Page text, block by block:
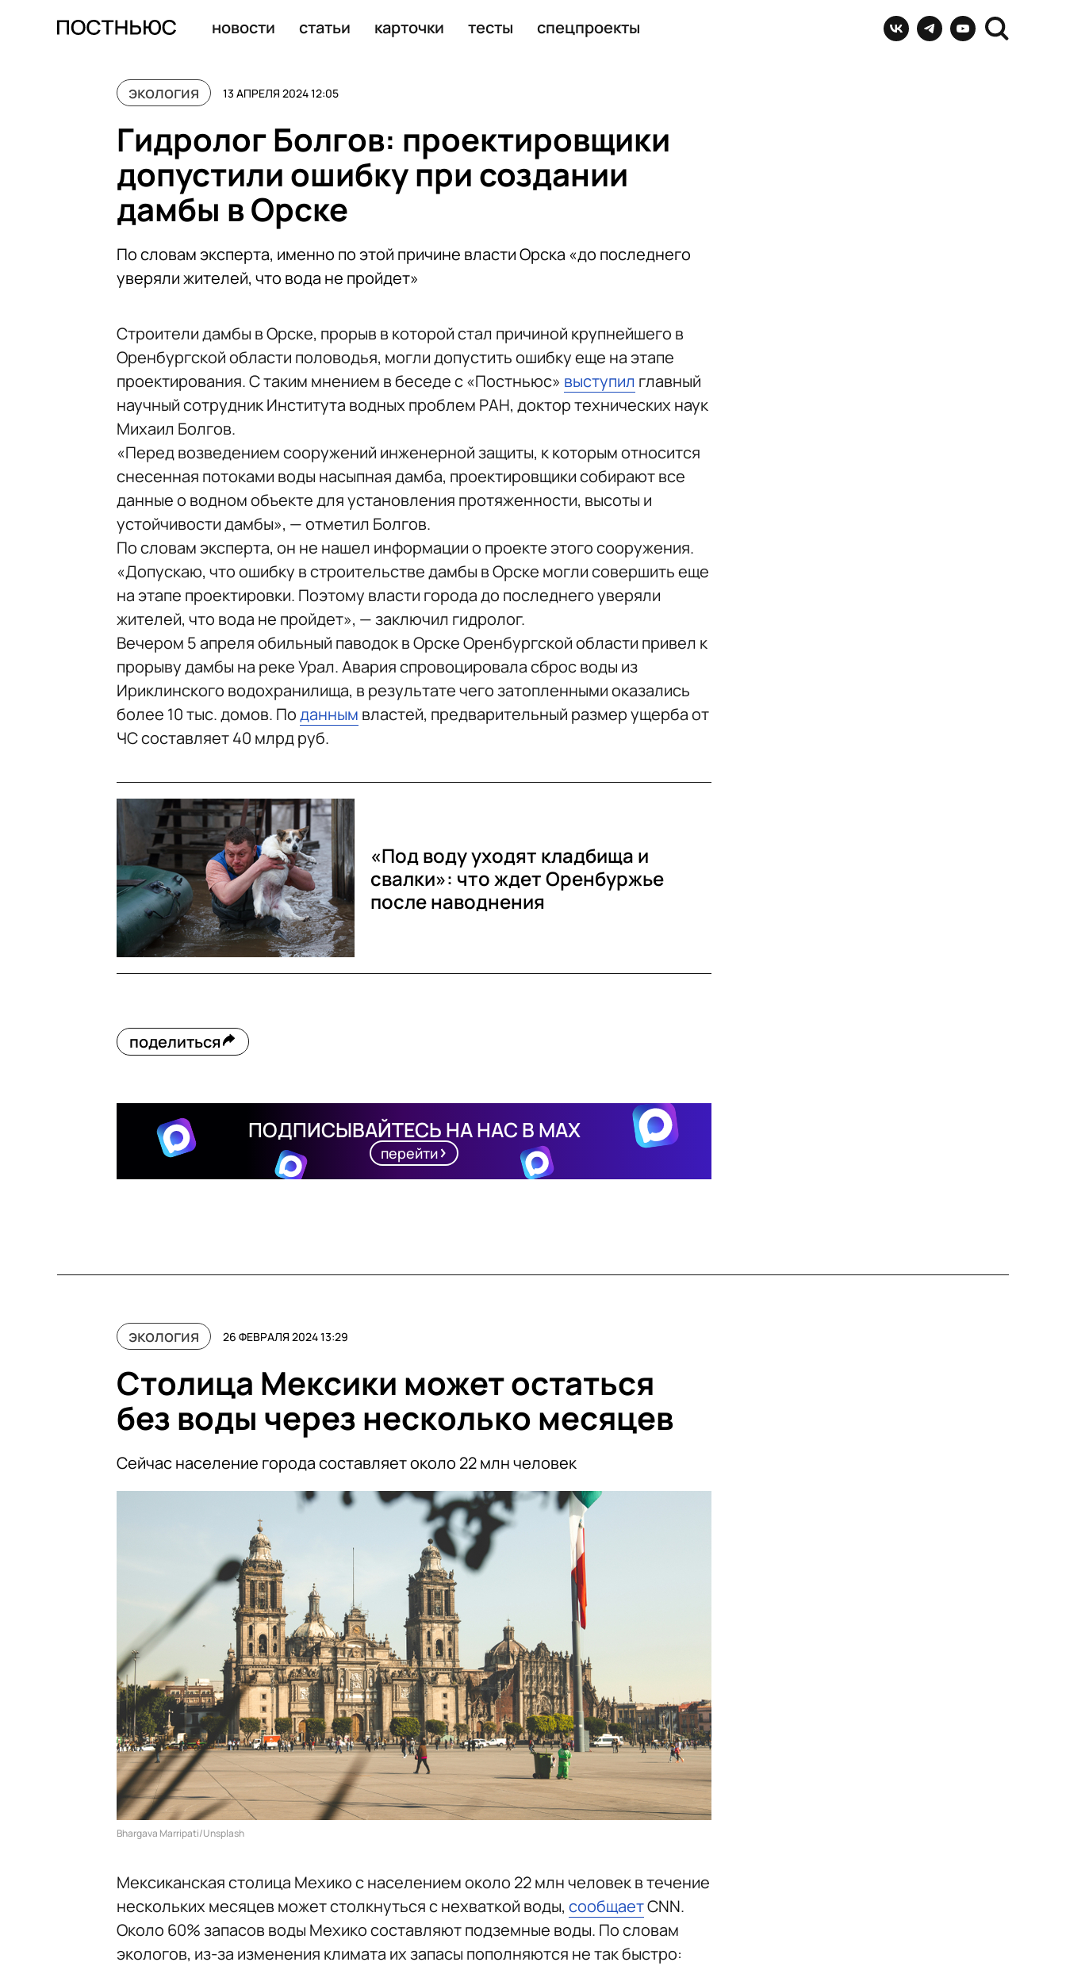
новости статьи карточки тесты спецпроекты
экология 13 АПРЕЛЯ 2024 12:05
Гидролог Болгов: проектировщики
допустили ошибку при создании
дамбы в Орске
По словам эксперта, именно по этой причине власти Орска «до последнего
уверяли жителей, что вода не пройдет»
Строители дамбы в Орске, прорыв в которой стал причиной крупнейшего в
Оренбургской области половодья, могли допустить ошибку еще на этапе
проектирования. С таким мнением в беседе с «Постньюс» выступил главный
научный сотрудник Института водных проблем РАН, доктор технических наук
Михаил Болгов.
«Перед возведением сооружений инженерной защиты, к которым относится
снесенная потоками воды насыпная дамба, проектировщики собирают все
данные о водном объекте для установления протяженности, высоты и
устойчивости дамбы», — отметил Болгов.
По словам эксперта, он не нашел информации о проекте этого сооружения.
«Допускаю, что ошибку в строительстве дамбы в Орске могли совершить еще
на этапе проектировки. Поэтому власти города до последнего уверяли
жителей, что вода не пройдет», — заключил гидролог.
Вечером 5 апреля обильный паводок в Орске Оренбургской области привел к
прорыву дамбы на реке Урал. Авария спровоцировала сброс воды из
Ириклинского водохранилища, в результате чего затопленными оказались
более 10 тыс. домов. Поданным властей, предварительный размер ущерба от
ЧС составляет 40 млрд руб.
«Под воду уходят кладбища и
свалки»: что ждет Оренбуржье
после наводнения
поделиться
ПОДПИСЫВАЙТЕСЬ НА НАС В MAX
перейти
экология 26 ФЕВРАЛЯ 2024 13:29
Столица Мексики может остаться
без воды через несколько месяцев
Сейчас население города составляет около 22 млн человек
Bhargava Marripati/Unsplash
Мексиканская столица Мехико с населением около 22 млн человек в течение
нескольких месяцев может столкнуться с нехваткой воды, сообщаетCNN.
Около 60% запасов воды Мехико составляют подземные воды. По словам
экологов, из-за изменения климата их запасы пополняются не так быстро: